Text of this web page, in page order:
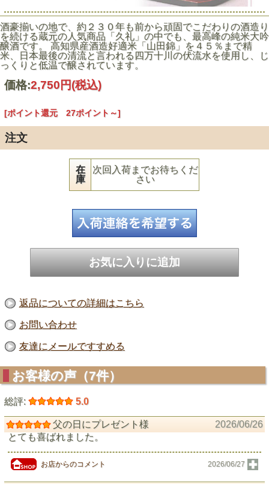
酒豪揃いの地で、約２３０年も前から頑固でこだわりの酒造り
を続ける蔵元の人気商品「久礼」の中でも、最高峰の純米大吟
醸酒です。 高知県産酒造好適米「山田錦」を４５％まで精
米、日本最後の清流と言われる四万十川の伏流水を使用し、じ
っくりと低温で醸されています。
価格:2,750円(税込)
[ポイント還元 27ポイント～]
注文
在
庫
次回入荷までお待ちくだ
さい
返品についての詳細はこちら
お問い合わせ
友達にメールですすめる
お客様の声（7件）
総評: 5.0
父の日にプレゼント様
2026/06/26
とても喜ばれました。
お店からのコメント 2026/06/27